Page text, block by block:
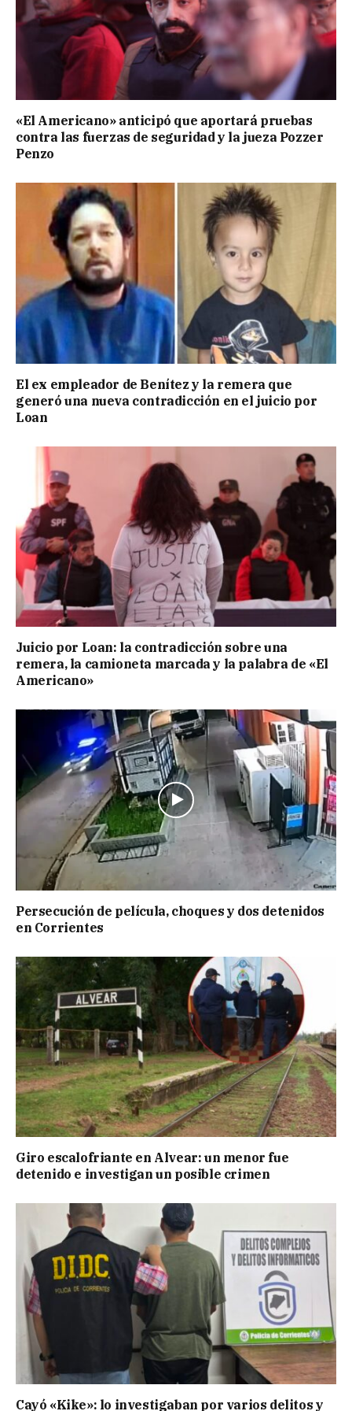
«El Americano» anticipó que aportará pruebas
contra las fuerzas de seguridad y la jueza Pozzer
Penzo
El ex empleador de Benítez y la remera que
generó una nueva contradicción en el juicio por
Loan
Juicio por Loan: la contradicción sobre una
remera, la camioneta marcada y la palabra de «El
Americano»
Persecución de película, choques y dos detenidos
en Corrientes
Giro escalofriante en Alvear: un menor fue
detenido e investigan un posible crimen
Cayó «Kike»: lo investigaban por varios delitos y